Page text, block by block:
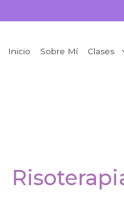
Inicio Sobre Mí Clases